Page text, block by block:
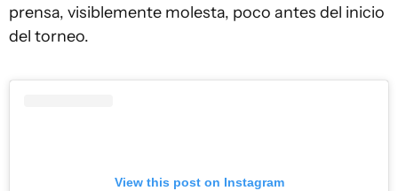
prensa, visiblemente molesta, poco antes del inicio
del torneo.
View this post on Instagram